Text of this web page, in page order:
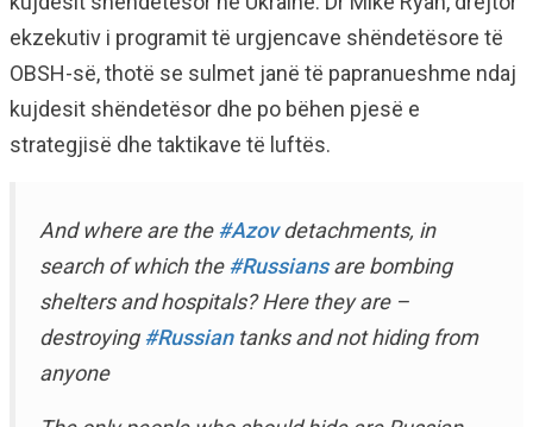
ekzekutiv i programit të urgjencave shëndetësore të
OBSH-së, thotë se sulmet janë të papranueshme ndaj
kujdesit shëndetësor dhe po bëhen pjesë e
strategjisë dhe taktikave të luftës.
And where are the #Azovdetachments, in
search of which the #Russiansare bombing
shelters and hospitals? Here they are –
destroying #Russiantanks and not hiding from
anyone